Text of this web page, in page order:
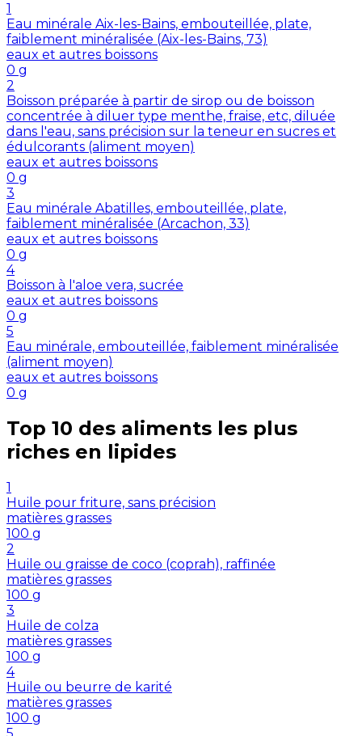
1
Eau minérale Aix-les-Bains, embouteillée, plate,
faiblement minéralisée (Aix-les-Bains, 73)
eaux et autres boissons
0 g
2
Boisson préparée à partir de sirop ou de boisson
concentrée à diluer type menthe, fraise, etc, diluée
dans l'eau, sans précision sur la teneur en sucres et
édulcorants (aliment moyen)
eaux et autres boissons
0 g
3
Eau minérale Abatilles, embouteillée, plate,
faiblement minéralisée (Arcachon, 33)
eaux et autres boissons
0 g
4
Boisson à l'aloe vera, sucrée
eaux et autres boissons
0 g
5
Eau minérale, embouteillée, faiblement minéralisée
(aliment moyen)
eaux et autres boissons
0 g
Top 10 des aliments les plus
riches en lipides
1
Huile pour friture, sans précision
matières grasses
100 g
2
Huile ou graisse de coco (coprah), raffinée
matières grasses
100 g
3
Huile de colza
matières grasses
100 g
4
Huile ou beurre de karité
matières grasses
100 g